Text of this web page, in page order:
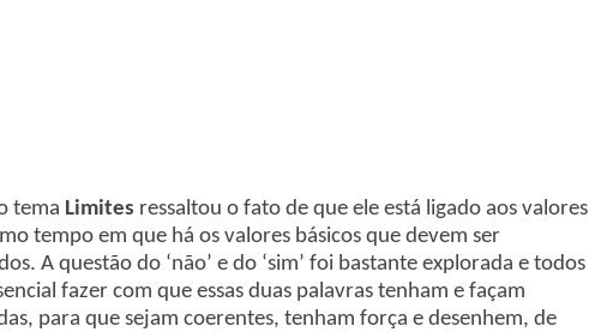
tema Limites ressaltou o fato de que ele está ligado aos valores
tempo em que há os valores básicos que devem ser
A questão do ‘não’ e do ‘sim’ foi bastante explorada e todos
fazer com que essas duas palavras tenham e façam
para que sejam coerentes, tenham força e desenhem, de